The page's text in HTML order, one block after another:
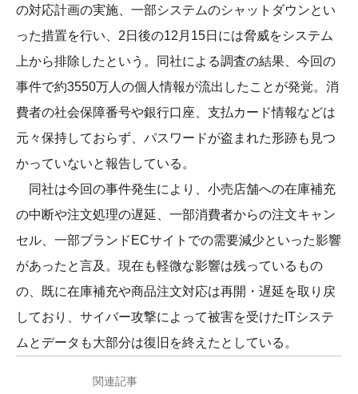
の対応計画の実施、一部システムのシャットダウンとい
った措置を行い、2日後の12月15日には脅威をシステム
上から排除したという。同社による調査の結果、今回の
事件で約3550万人の個人情報が流出したことが発覚。消
費者の社会保障番号や銀行口座、支払カード情報などは
元々保持しておらず、パスワードが盗まれた形跡も見つ
かっていないと報告している。
同社は今回の事件発生により、小売店舗への在庫補充
の中断や注文処理の遅延、一部消費者からの注文キャン
セル、一部ブランドECサイトでの需要減少といった影響
があったと言及。現在も軽微な影響は残っているもの
の、既に在庫補充や商品注文対応は再開・遅延を取り戻
しており、サイバー攻撃によって被害を受けたITシステ
ムとデータも大部分は復旧を終えたとしている。
関連記事